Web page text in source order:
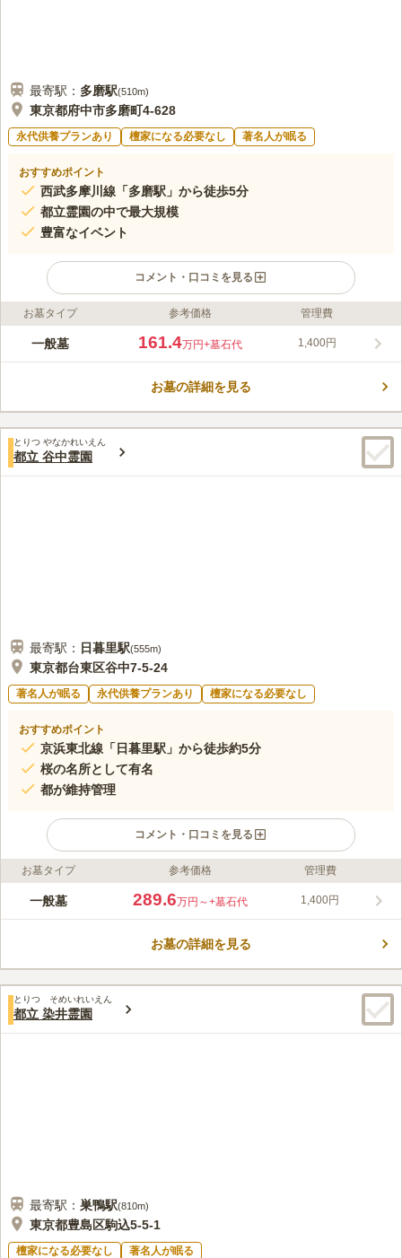
最寄駅： 多磨駅(510m)
東京都府中市多磨町4-628
永代供養プランあり 檀家になる必要なし 著名人が眠る
おすすめポイント
西武多摩川線「多磨駅」から徒歩5分
都立霊園の中で最大規模
豊富なイベント
コメント・口コミを見る
ライフドット編集部のコメント
都立 多磨霊園は、府中市多磨町にある緑に囲まれた霊園です。
とができます。 府中市多磨町に位置する都立多磨霊園は、歴史
口コミ評価
みんなの評価
50代男性
霊園の周辺には来園者むけの商店が数多くあります。お墓参りの
お墓タイプ 参考価格 管理費
一般墓 161.4万円+墓石代 1,400円
お墓の詳細を見る
とりつ やなかれいえん
都立 谷中霊園
最寄駅： 日暮里駅(555m)
東京都台東区谷中7-5-24
著名人が眠る 永代供養プランあり 檀家になる必要なし
おすすめポイント
京浜東北線「日暮里駅」から徒歩約5分
桜の名所として有名
都が維持管理
コメント・口コミを見る
ライフドット編集部のコメント
東北線「日暮里駅」から徒歩5分と、歩いて参拝できるアクセス
「さくら通り」ともよばれ園路を覆う桜の枝に花が咲くと、まる
口コミ評価
みんなの評価
50代男性
供花や線香は管理事務所周辺のお茶屋さんで購入できる。お供え
お墓タイプ 参考価格 管理費
一般墓 289.6万円～+墓石代 1,400円
お墓の詳細を見る
とりつ そめいれいえん
都立 染井霊園
最寄駅： 巣鴨駅(810m)
東京都豊島区駒込5-5-1
檀家になる必要なし 著名人が眠る